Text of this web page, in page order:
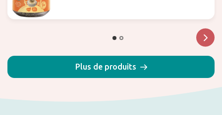
Plus de produits